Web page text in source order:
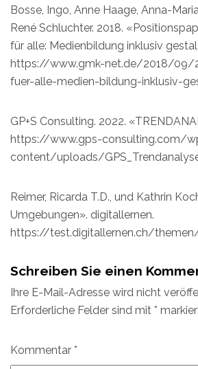
Bosse, Ingo, Anne Haage, Anna-
René Schluchter. 2018.
für alle: Medienbildung inklusiv
https://www.gmk-net.de/2018/09/
fuer-alle-medien-bildung-inklusiv-
GP+S Consulting. 2022.
https://www.gps-consulting.com/
content/uploads/
Reimer, Ricarda T.D., und Kathrin
Umgebungen». digitallernen.
https://test.digitallernen.ch/
Schreiben Sie einen
Ihre E-Mail-Adresse wird nicht
Erforderliche Felder sind mit *
Kommentar *